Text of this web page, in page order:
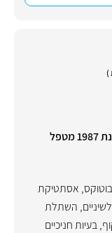
רופא שיניים בוגר אוניברסיטת תל אביב משנת 1987 מטפל
בוטוקס, אסתטיקת
, השתלת
,בעיות חניכיים